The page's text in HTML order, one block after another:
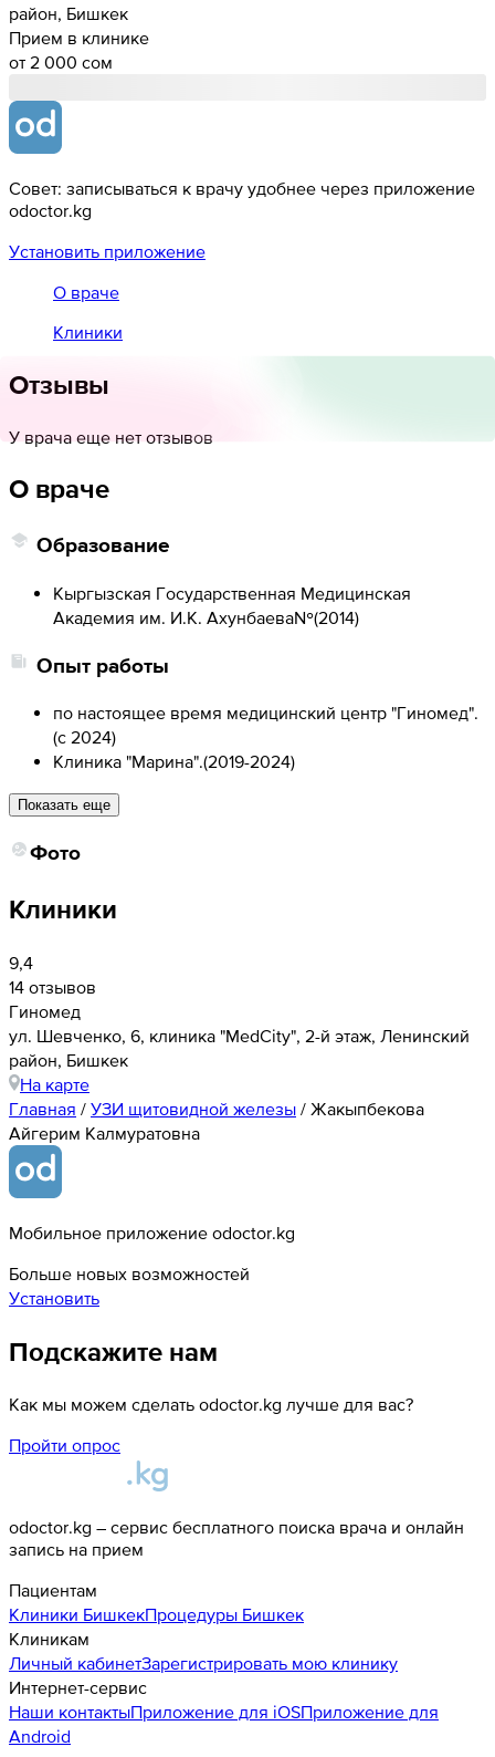
район, Бишкек
Прием в клинике
от 2 000 cом
Совет: записываться к врачу удобнее через приложение
odoctor.kg
Установить приложение
О враче
Клиники
Отзывы
У врача еще нет отзывов
О враче
Образование
Кыргызская Государственная Медицинская
Академия им. И.К. Ахунбаева№(2014)
Опыт работы
по настоящее время медицинский центр "Гиномед".
(с 2024)
Клиника "Марина".(2019-2024)
Показать еще
Фото
Клиники
9,4
14 отзывов
Гиномед
ул. Шевченко, 6, клиника "MedCity", 2-й этаж, Ленинский
район, Бишкек
На карте
Главная / УЗИ щитовидной железы / Жакыпбекова
Айгерим Калмуратовна
Мобильное приложение odoctor.kg
Больше новых возможностей
Установить
Подскажите нам
Как мы можем сделать odoctor.kg лучше для вас?
Пройти опрос
odoctor.kg – сервис бесплатного поиска врача и онлайн
запись на прием
Пациентам
Клиники БишкекПроцедуры Бишкек
Клиникам
Личный кабинетЗарегистрировать мою клинику
Интернет-сервис
Наши контактыПриложение для iOSПриложение для
Android